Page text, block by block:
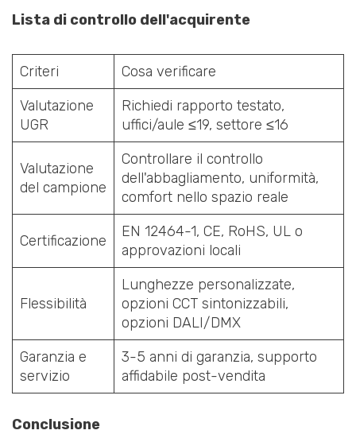
Lista di controllo dell'acquirente
Criteri
Cosa verificare
Valutazione
UGR
Richiedi rapporto testato,
uffici/aule ≤19, settore ≤16
Valutazione
del campione
Controllare il controllo
dell'abbagliamento, uniformità,
comfort nello spazio reale
Certificazione
EN 12464-1, CE, RoHS, UL o
approvazioni locali
Flessibilità
Lunghezze personalizzate,
opzioni CCT sintonizzabili,
opzioni DALI/DMX
Garanzia e
servizio
3-5 anni di garanzia, supporto
affidabile post-vendita
Conclusione